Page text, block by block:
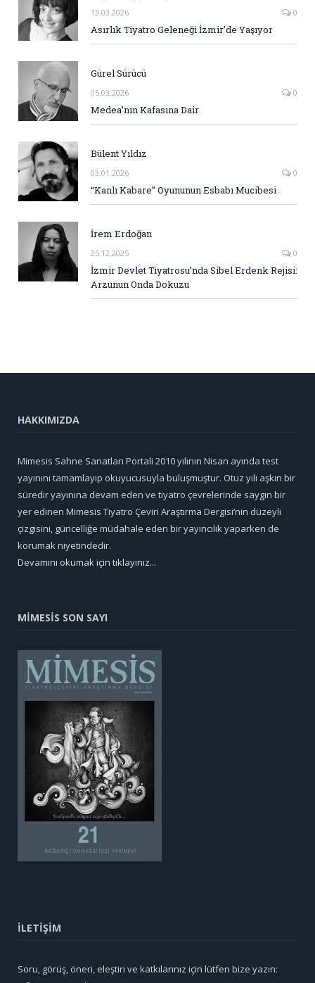
13.03.2026 0
Asırlık Tiyatro Geleneği İzmir’de Yaşıyor
Gürel Sürücü
05.03.2026 0
Medea’nın Kafasına Dair
Bülent Yıldız
03.01.2026 0
“Kanlı Kabare” Oyununun Esbabı Mucibesi
İrem Erdoğan
25.12.2025 0
İzmir Devlet Tiyatrosu’nda Sibel Erdenk Rejisi:
Arzunun Onda Dokuzu
HAKKIMIZDA
Mimesis Sahne Sanatları Portali 2010 yılının Nisan ayında test
yayınını tamamlayıp okuyucusuyla buluşmuştur. Otuz yılı aşkın bir
süredir yayınına devam eden ve tiyatro çevrelerinde saygın bir
yer edinen Mimesis Tiyatro Çeviri Araştırma Dergisi’nin düzeyli
çizgisini, güncelliğe müdahale eden bir yayıncılık yaparken de
korumak niyetindedir.
Devamını okumak için tıklayınız...
MİMESİS SON SAYI
İLETİŞİM
Soru, görüş, öneri, eleştiri ve katkılarınız için lütfen bize yazın: